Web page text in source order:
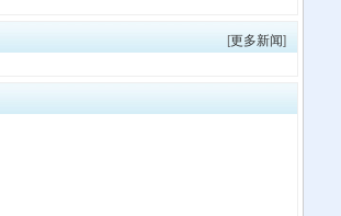
[更多新闻]